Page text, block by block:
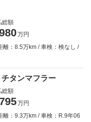
総額
万円
離：8.5万km
車検：検なし
タンマフラー
総額
万円
離：9.3万km
車検：R.9年06